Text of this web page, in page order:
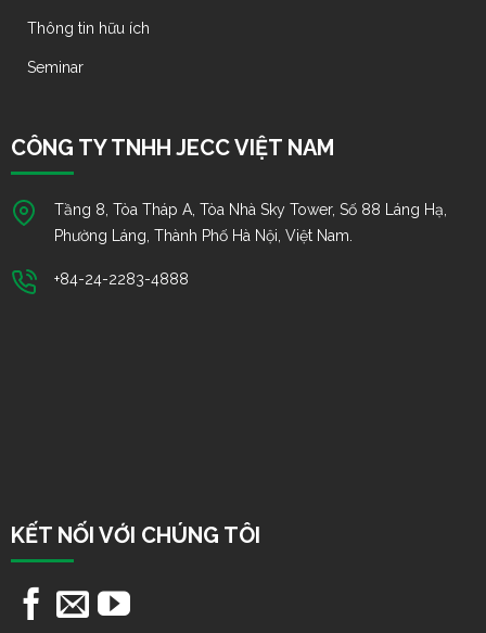
Thông tin hữu ích
Seminar
CÔNG TY TNHH JECC VIỆT NAM
Tầng 8, Tòa Tháp A, Tòa Nhà Sky Tower, Số 88 Láng Hạ,
Phường Láng, Thành Phố Hà Nội, Việt Nam.
+84-24-2283-4888
KẾT NỐI VỚI CHÚNG TÔI